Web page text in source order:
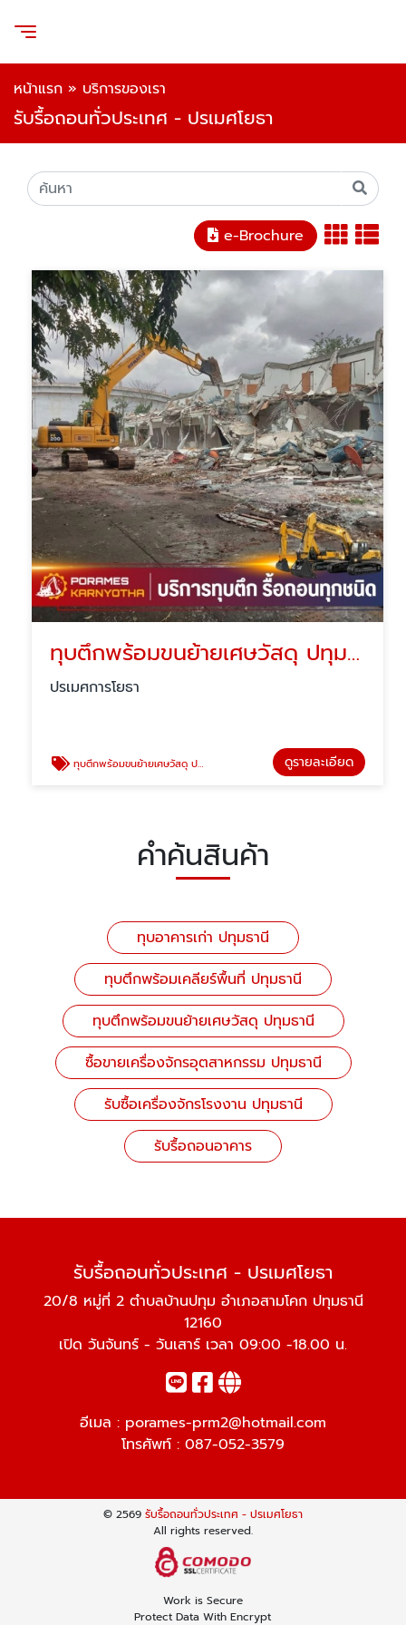
หน้าแรก » บริการของเรา
รับรื้อถอนทั่วประเทศ - ปรเมศโยธา
e-Brochure
ทุบตึกพร้อมขนย้ายเศษวัสดุ ปทุมธานี
ปรเมศการโยธา
ทุบตึกพร้อมขนย้ายเศษวัสดุ ปทุมธานี ดูรายละเอียด
คำค้นสินค้า
ทุบอาคารเก่า ปทุมธานี
ทุบตึกพร้อมเคลียร์พื้นที่ ปทุมธานี
ทุบตึกพร้อมขนย้ายเศษวัสดุ ปทุมธานี
ซื้อขายเครื่องจักรอุตสาหกรรม ปทุมธานี
รับซื้อเครื่องจักรโรงงาน ปทุมธานี
รับรื้อถอนอาคาร
รับรื้อถอนทั่วประเทศ - ปรเมศโยธา
20/8 หมู่ที่ 2 ตำบลบ้านปทุม อำเภอสามโคก ปทุมธานี
12160
เปิด วันจันทร์ - วันเสาร์ เวลา 09:00 -18.00 น.
อีเมล : porames-prm2@hotmail.com
โทรศัพท์ : 087-052-3579
© 2569 รับรื้อถอนทั่วประเทศ - ปรเมศโยธา
All rights reserved.
Work is Secure
Protect Data With Encrypt